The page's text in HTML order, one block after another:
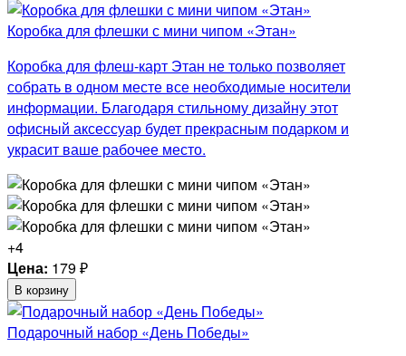
Коробка для флешки с мини чипом «Этан»
Коробка для флеш-карт Этан не только позволяет
собрать в одном месте все необходимые носители
информации. Благодаря стильному дизайну этот
офисный аксессуар будет прекрасным подарком и
украсит ваше рабочее место.
+4
Цена: 179₽
В корзину
Подарочный набор «День Победы»